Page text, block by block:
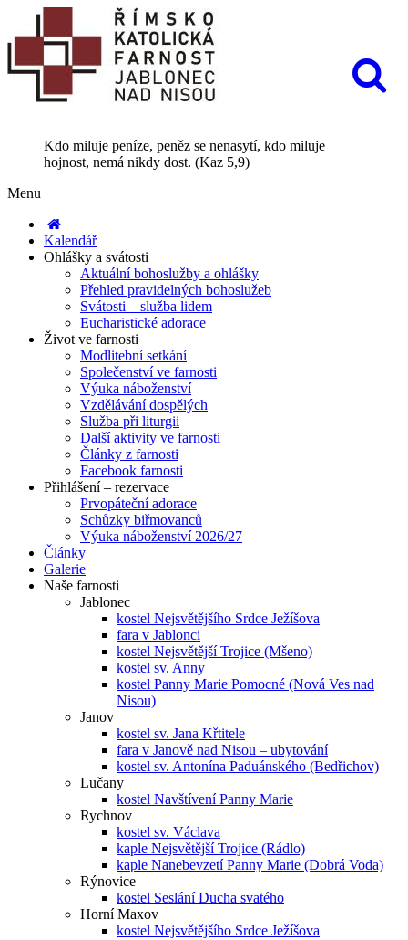
Kdo miluje peníze, peněz se nenasytí, kdo miluje
hojnost, nemá nikdy dost. (Kaz 5,9)
Menu
Kalendář
Ohlášky a svátosti
Aktuální bohoslužby a ohlášky
Přehled pravidelných bohoslužeb
Svátosti – služba lidem
Eucharistické adorace
Život ve farnosti
Modlitební setkání
Společenství ve farnosti
Výuka náboženství
Vzdělávání dospělých
Služba při liturgii
Další aktivity ve farnosti
Články z farnosti
Facebook farnosti
Přihlášení – rezervace
Prvopáteční adorace
Schůzky biřmovanců
Výuka náboženství 2026/27
Články
Galerie
Naše farnosti
Jablonec
kostel Nejsvětějšího Srdce Ježíšova
fara v Jablonci
kostel Nejsvětější Trojice (Mšeno)
kostel sv. Anny
kostel Panny Marie Pomocné (Nová Ves nad
Nisou)
Janov
kostel sv. Jana Křtitele
fara v Janově nad Nisou – ubytování
kostel sv. Antonína Paduánského (Bedřichov)
Lučany
kostel Navštívení Panny Marie
Rychnov
kostel sv. Václava
kaple Nejsvětější Trojice (Rádlo)
kaple Nanebevzetí Panny Marie (Dobrá Voda)
Rýnovice
kostel Seslání Ducha svatého
Horní Maxov
kostel Nejsvětějšího Srdce Ježíšova